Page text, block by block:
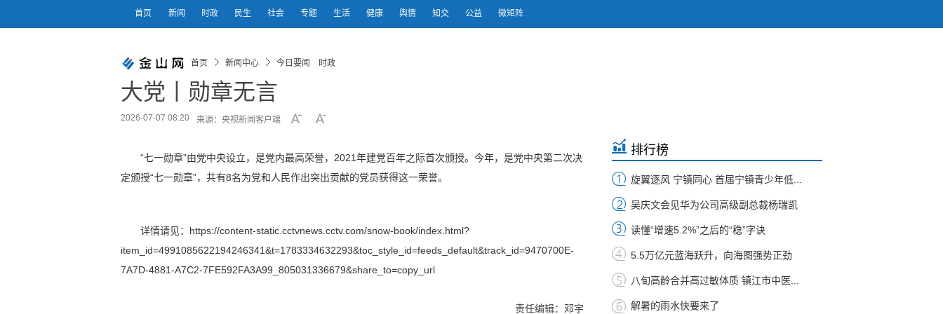
首页 新闻 时政 民生 社会 专题 生活 健康 舆情 知交 公益 微矩阵
首页 新闻中心 今日要闻 时政
大党丨勋章无言
2026-07-07 08:20 来源：央视新闻客户端
“七一勋章”由党中央设立，是党内最高荣誉，2021年建党百年之际首次颁授。今年，是党中央第二次决
定颁授“七一勋章”，共有8名为党和人民作出突出贡献的党员获得这一荣誉。
详情请见：https://content-static.cctvnews.cctv.com/snow-book/index.html?
item_id=4991085622194246341&t=1783334632293&toc_style_id=feeds_default&track_id=9470700E-
7A7D-4881-A7C2-7FE592FA3A99_805031336679&share_to=copy_url
责任编辑：邓宇
排行榜
旋翼逐风 宁镇同心 首届宁镇青少年低...
吴庆文会见华为公司高级副总裁杨瑞凯
读懂“增速5.2%”之后的“稳”字诀
5.5万亿元蓝海跃升，向海图强势正劲
八旬高龄合并高过敏体质 镇江市中医...
解暑的雨水快要来了